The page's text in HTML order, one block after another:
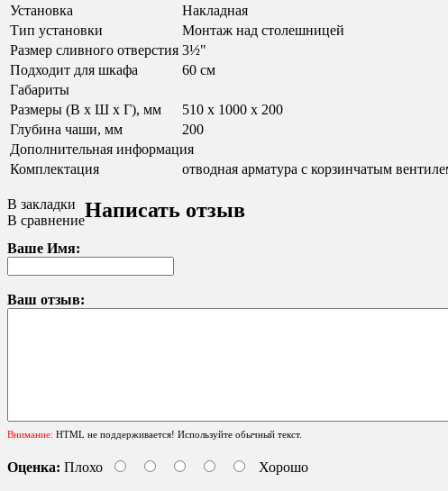
Установка
Накладная
Тип установки
Монтаж над столешницей
Размер сливного отверстия 3½"
Подходит для шкафа
60 см
Габариты
Размеры (В х Ш х Г), мм
510 x 1000 x 200
Глубина чаши, мм
200
Дополнительная информация
Комплектация
отводная арматура с корзинчатым
В закладки
В сравнениеНаписать отзыв
Ваше Имя:
Ваш отзыв:
Внимание: HTML не поддерживается! Используйте обычный текст.
Оценка: Плохо Хорошо